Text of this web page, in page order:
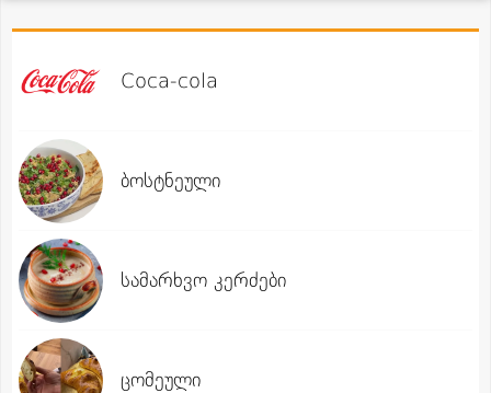
Coca-cola
ბოსტნეული
სამარხვო კერძები
ცომეული